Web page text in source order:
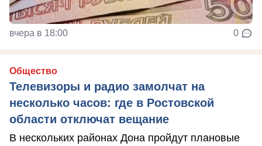
вчера в 18:00 0
Общество
Телевизоры и радио замолчат на
несколько часов: где в Ростовской
области отключат вещание
В нескольких районах Дона пройдут плановые